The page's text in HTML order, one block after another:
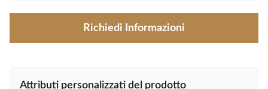
Richiedi Informazioni
Attributi personalizzati del prodotto